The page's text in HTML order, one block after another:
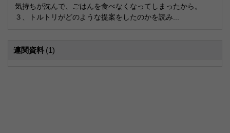
気持ちが沈んで、ごはんを食べなくなってしまったから。
３、トルトリがどのような提案をしたのかを読み...
連関資料 (1)